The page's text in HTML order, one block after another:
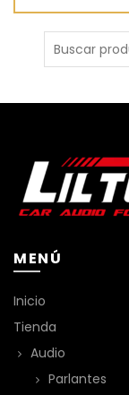
Buscar
MENÚ
Inicio
Tienda
Audio
Parlantes